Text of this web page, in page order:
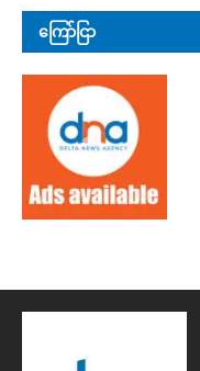
ကြော်ငြာ